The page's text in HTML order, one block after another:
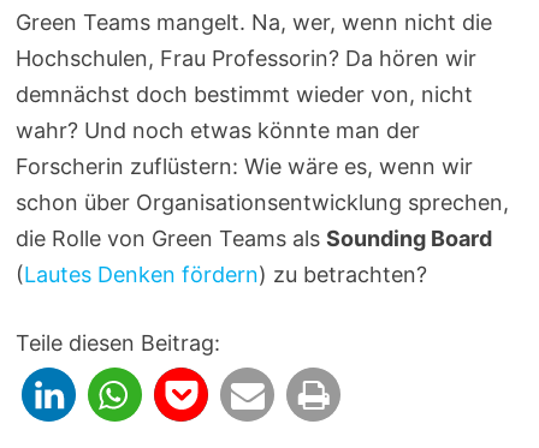
Green Teams mangelt. Na, wer, wenn nicht die
Hochschulen, Frau Professorin? Da hören wir
demnächst doch bestimmt wieder von, nicht
wahr? Und noch etwas könnte man der
Forscherin zuflüstern: Wie wäre es, wenn wir
schon über Organisationsentwicklung sprechen,
die Rolle von Green Teams alsSounding Board
(Lautes Denken fördern) zu betrachten?
Teile diesen Beitrag: